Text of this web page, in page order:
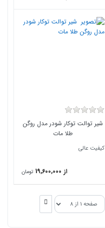
شیر توالت توکار شودر مدل روگن
طلا مات
کیفیت عالی
از 19,600,000 تومان